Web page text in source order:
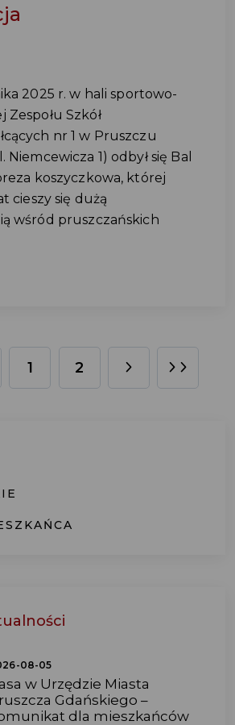
2025 r. w hali sportowo-
Szkół
nr 1 w Pruszczu
Niemcewicza 1) odbył się Bal
koszyczkowa, której
cieszy się dużą
wśród pruszczańskich
1 2
08-05
w Urzędzie Miasta
Gdańskiego –
dla mieszkańców